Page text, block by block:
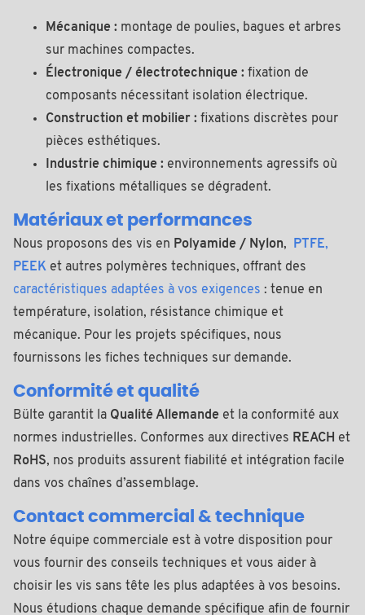
Mécanique : montage de poulies, bagues et arbres
sur machines compactes.
Électronique / électrotechnique : fixation de
composants nécessitant isolation électrique.
Construction et mobilier : fixations discrètes pour
pièces esthétiques.
Industrie chimique : environnements agressifs où
les fixations métalliques se dégradent.
Matériaux et performances
Nous proposons des vis en Polyamide / Nylon, PTFE,
PEEK et autres polymères techniques, offrant des
caractéristiques adaptées à vos exigences : tenue en
température, isolation, résistance chimique et
mécanique. Pour les projets spécifiques, nous
fournissons les fiches techniques sur demande.
Conformité et qualité
Bülte garantit la Qualité Allemande et la conformité aux
normes industrielles. Conformes aux directives REACH et
RoHS, nos produits assurent fiabilité et intégration facile
dans vos chaînes d’assemblage.
Contact commercial & technique
Notre équipe commerciale est à votre disposition pour
vous fournir des conseils techniques et vous aider à
choisir les vis sans tête les plus adaptées à vos besoins.
Nous étudions chaque demande spécifique afin de fournir